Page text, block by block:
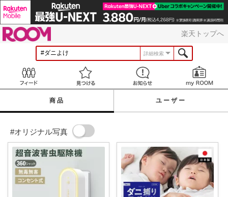
楽天トップへ
詳細検索
見つける お知らせ
商品 ユーザー
#オリジナル写真